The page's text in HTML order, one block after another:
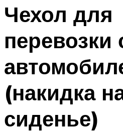
Чехол для
перевозки
(накидка
сиденье)